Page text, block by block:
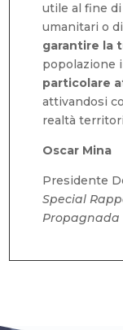
utile al fine
umanitari o
garantire la
popolazione
particolare
attivandosi
realtà
Oscar Mina
Presidente
Special
Propagnada